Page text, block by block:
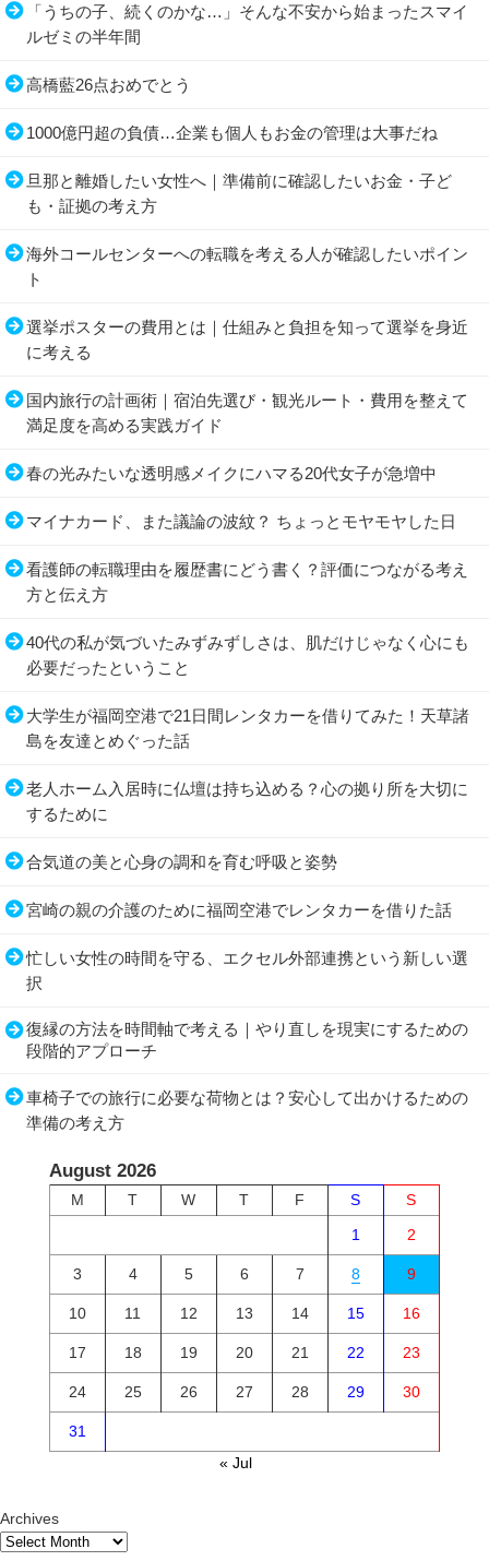
「うちの子、続くのかな…」そんな不安から始まったスマイ
ルゼミの半年間
高橋藍26点おめでとう
1000億円超の負債…企業も個人もお金の管理は大事だね
旦那と離婚したい女性へ｜準備前に確認したいお金・子ど
も・証拠の考え方
海外コールセンターへの転職を考える人が確認したいポイン
ト
選挙ポスターの費用とは｜仕組みと負担を知って選挙を身近
に考える
国内旅行の計画術｜宿泊先選び・観光ルート・費用を整えて
満足度を高める実践ガイド
春の光みたいな透明感メイクにハマる20代女子が急増中
マイナカード、また議論の波紋？ ちょっとモヤモヤした日
看護師の転職理由を履歴書にどう書く？評価につながる考え
方と伝え方
40代の私が気づいたみずみずしさは、肌だけじゃなく心にも
必要だったということ
大学生が福岡空港で21日間レンタカーを借りてみた！天草諸
島を友達とめぐった話
老人ホーム入居時に仏壇は持ち込める？心の拠り所を大切に
するために
合気道の美と心身の調和を育む呼吸と姿勢
宮崎の親の介護のために福岡空港でレンタカーを借りた話
忙しい女性の時間を守る、エクセル外部連携という新しい選
択
復縁の方法を時間軸で考える｜やり直しを現実にするための
段階的アプローチ
車椅子での旅行に必要な荷物とは？安心して出かけるための
準備の考え方
August 2026
M T W T F S
S
1
2
3 4 5 6 7 8 9
10 11 12 13 14 15 16
17 18 19 20 21 22 23
24 25 26 27 28 29 30
31
« Jul
Archives